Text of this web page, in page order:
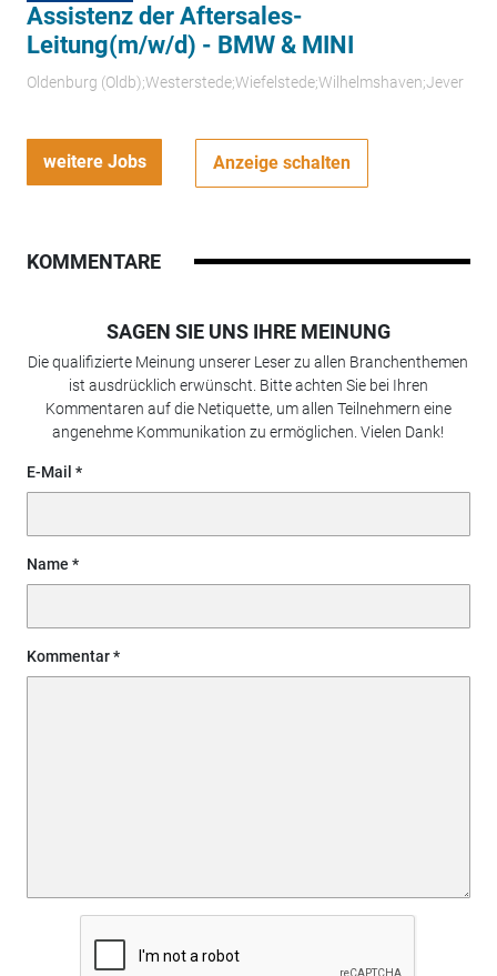
Assistenz der Aftersales-
Leitung(m/w/d) - BMW & MINI
Oldenburg (Oldb);Westerstede;Wiefelstede;Wilhelmshaven;Jever
weitere Jobs Anzeige schalten
KOMMENTARE
SAGEN SIE UNS IHRE MEINUNG
Die qualifizierte Meinung unserer Leser zu allen Branchenthemen
ist ausdrücklich erwünscht. Bitte achten Sie bei Ihren
Kommentaren auf die Netiquette, um allen Teilnehmern eine
angenehme Kommunikation zu ermöglichen. Vielen Dank!
E-Mail
Name
Kommentar